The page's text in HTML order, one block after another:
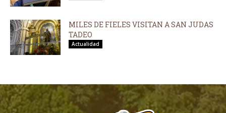
MILES DE FIELES VISITAN A SAN JUDAS
TADEO
Actualidad